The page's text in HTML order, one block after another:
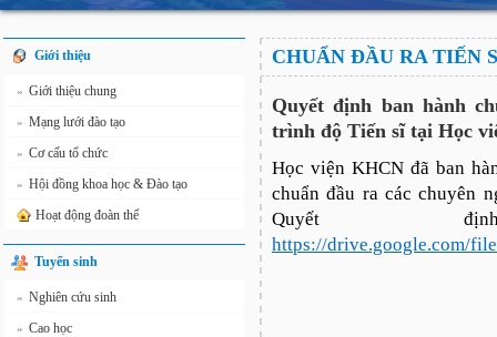
Giới thiệu
» Giới thiệu chung
» Mạng lưới đào tạo
» Cơ cấu tổ chức
» Hội đồng khoa học & Đào tạo
Hoạt động đoàn thể
Tuyển sinh
» Nghiên cứu sinh
» Cao học
CHUẨN ĐẦU RA TIẾN
Quyết định ban hành
trình độ Tiến sĩ tại Học
Học viện KHCN đã ban
chuẩn đầu ra các chuyên
Quyết
https://drive.google.com/